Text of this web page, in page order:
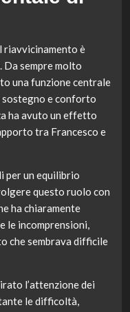
riavvicinamento è
sempre molto
una funzione centrale
e conforto
ha avuto un effetto
tra Francesco e
per un equilibrio
questo ruolo con
ha chiaramente
le incomprensioni,
che sembrava difficile
l’attenzione dei
le difficoltà,